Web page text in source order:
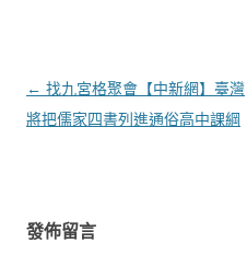
文
章
← 找九宮格聚會【中新網】臺灣
將把儒家四書列進通俗高中課綱
發佈留言